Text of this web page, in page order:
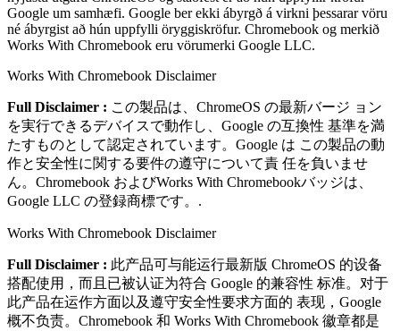
Google um samhæfi. Google ber ekki ábyrgð á virkni þessarar vöru
né ábyrgist að hún uppfylli öryggiskröfur. Chromebook og merkið
Works With Chromebook eru vörumerki Google LLC.
Works With Chromebook Disclaimer
Full Disclaimer : この製品は、ChromeOS の最新バージ ョン
を実⾏できるデバイスで動作し、Google の互換性 基準を満
たすものとして認定されています。Google は この製品の動
作と安全性に関する要件の遵守について責 任を負いませ
ん。Chromebook およびWorks With Chromebookバッジは、
Google LLC の登録商標です。.
Works With Chromebook Disclaimer
Full Disclaimer : 此产品可与能运⾏最新版 ChromeOS 的设备
搭配使⽤，⽽且已被认证为符合 Google 的兼容性 标准。对于
此产品在运作⽅⾯以及遵守安全性要求⽅⾯的 表现，Google
概不负责。Chromebook 和 Works With Chromebook 徽章都是